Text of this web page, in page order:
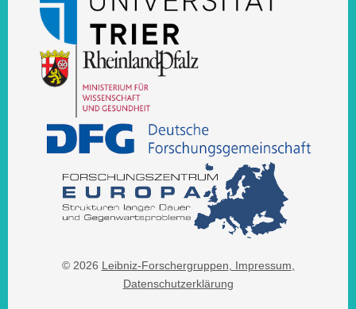
© 2026 Leibniz-Forschergruppen , Impressum
Datenschutzerklärung